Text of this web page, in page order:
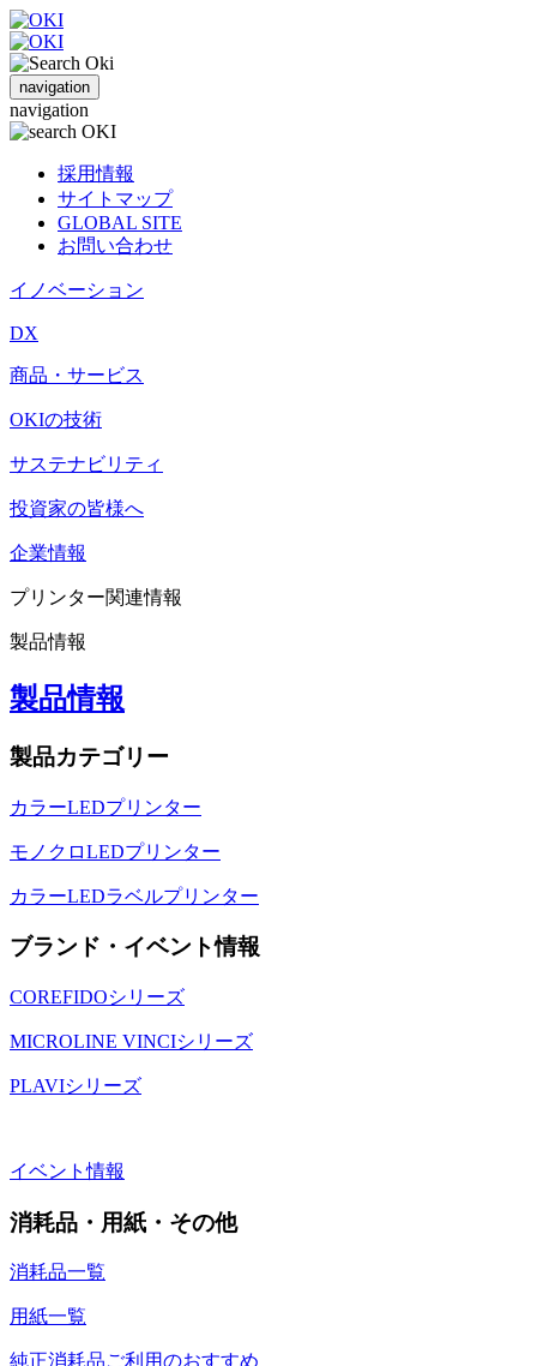
navigation
navigation
採用情報
サイトマップ
GLOBAL SITE
お問い合わせ
イノベーション
DX
商品・サービス
OKIの技術
サステナビリティ
投資家の皆様へ
企業情報
プリンター関連情報
製品情報
製品情報
製品カテゴリー
カラーLEDプリンター
モノクロLEDプリンター
カラーLEDラベルプリンター
ブランド・イベント情報
COREFIDOシリーズ
MICROLINE VINCIシリーズ
PLAVIシリーズ
イベント情報
消耗品・用紙・その他
消耗品一覧
用紙一覧
純正消耗品ご利用のおすすめ